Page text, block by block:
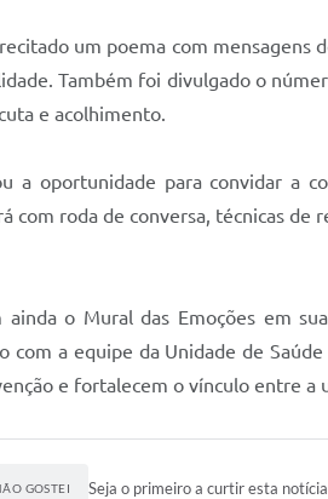
um poema com
Também foi divulgado o
e acolhimento.
a oportunidade para convidar a
com roda de conversa, técnicas
o Mural das Emoções em
com a equipe da Unidade de
e fortalecem o vínculo entre a
GOSTEI Seja o primeiro a curtir esta